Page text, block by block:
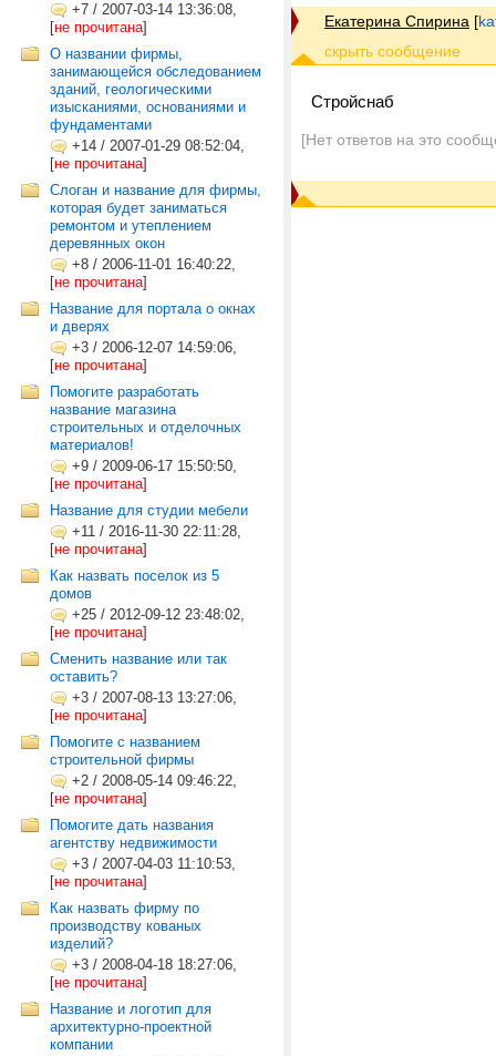
+7 / 2007-03-14 13:36:08,
[не прочитана]
О названии фирмы,
занимающейся обследованием
зданий, геологическими
изысканиями, основаниями и
фундаментами
+14 / 2007-01-29 08:52:04,
[не прочитана]
Слоган и название для фирмы,
которая будет заниматься
ремонтом и утеплением
деревянных окон
+8 / 2006-11-01 16:40:22,
[не прочитана]
Название для портала о окнах
и дверях
+3 / 2006-12-07 14:59:06,
[не прочитана]
Помогите разработать
название магазина
строительных и отделочных
материалов!
+9 / 2009-06-17 15:50:50,
[не прочитана]
Название для студии мебели
+11 / 2016-11-30 22:11:28,
[не прочитана]
Как назвать поселок из 5
домов
+25 / 2012-09-12 23:48:02,
[не прочитана]
Сменить название или так
оставить?
+3 / 2007-08-13 13:27:06,
[не прочитана]
Помогите с названием
строительной фирмы
+2 / 2008-05-14 09:46:22,
[не прочитана]
Помогите дать названия
агентству недвижимости
+3 / 2007-04-03 11:10:53,
[не прочитана]
Как назвать фирму по
производству кованых
изделий?
+3 / 2008-04-18 18:27:06,
[не прочитана]
Название и логотип для
архитектурно-проектной
компании
Екатерина Спирина [
Стройснаб
[Нет ответов на это